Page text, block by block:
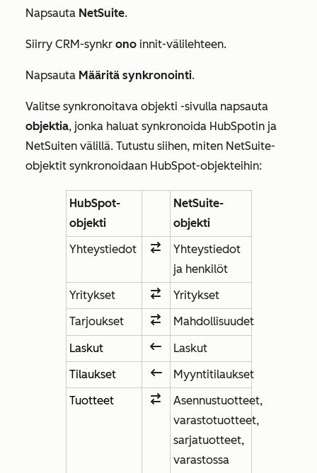
Napsauta NetSuite.
Siirry CRM-synkr ono innit-välilehteen.
Napsauta Määritä synkronointi.
Valitse synkronoitava objekti -sivulla napsauta
objektia, jonka haluat synkronoida HubSpotin ja
NetSuiten välillä. Tutustu siihen, miten NetSuite-
objektit synkronoidaan HubSpot-objekteihin:
HubSpot-
objekti
NetSuite-
objekti
Yhteystiedot
Yhteystiedot
ja henkilöt
Yritykset
Yritykset
Tarjoukset
Mahdollisuudet
Laskut
Laskut
Tilaukset
Myyntitilaukset
Tuotteet
Asennustuotteet,
varastotuotteet,
sarjatuotteet,
varastossa